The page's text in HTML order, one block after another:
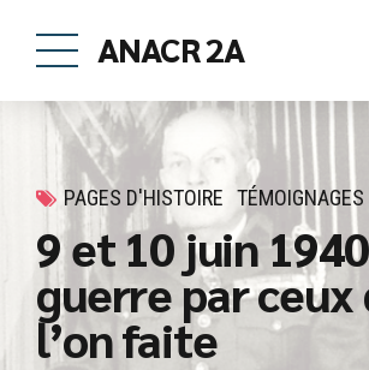
ANACR 2A
PAGES D'HISTOIRE TÉMOIGNAGES
9 et 10 juin
guerre par ceux
l’on faite